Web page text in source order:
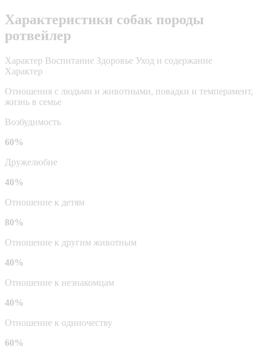
Характеристики собак породы
ротвейлер
Характер Воспитание Здоровье Уход и содержание
Характер
Отношения с людьми и животными, повадки и темперамент,
жизнь в семье
Возбудимость
60%
Дружелюбие
40%
Отношение к детям
80%
Отношение к другим животным
40%
Отношение к незнакомцам
40%
Отношение к одиночеству
60%